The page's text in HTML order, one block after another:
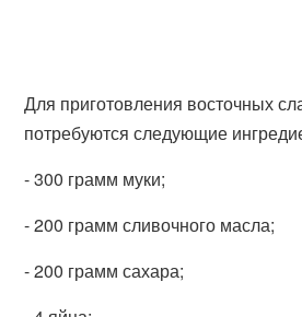
Для приготовления восточных
потребуются следующие
- 300 грамм муки;
- 200 грамм сливочного масла;
- 200 грамм сахара;